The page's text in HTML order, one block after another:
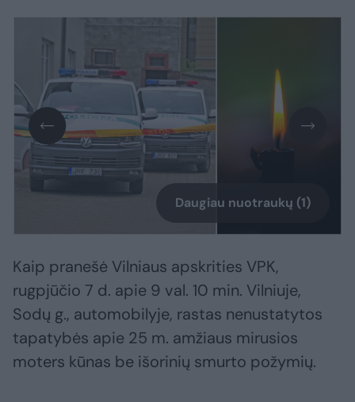
Daugiau nuotraukų (1)
Kaip pranešė Vilniaus apskrities VPK,
rugpjūčio 7 d. apie 9 val. 10 min. Vilniuje,
Sodų g., automobilyje, rastas nenustatytos
tapatybės apie 25 m. amžiaus mirusios
moters kūnas be išorinių smurto požymių.